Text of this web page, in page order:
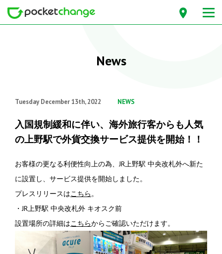
News
Tuesday December 13th, 2022 NEWS
入国規制緩和に伴い、海外旅行客からも人気
の上野駅で外貨交換サービス提供を開始！！
お客様の更なる利便性向上の為、JR上野駅 中央改札外へ新た
に設置し、サービス提供を開始しました。
プレスリリースはこちら。
・JR上野駅 中央改札外 キオスク前
設置場所の詳細はこちらからご確認いただけます。